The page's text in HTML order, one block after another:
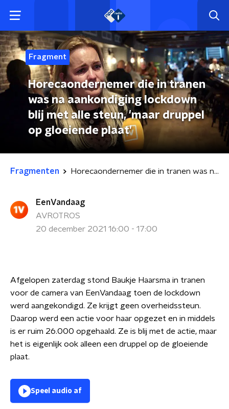
Fragment
Horecaondernemer die in tranen
was na aankondiging lockdown
blij met alle steun, 'maar druppel
op gloeiende plaat'
Fragmenten Horecaondernemer die in tranen was na aankondiging lockdown blij met alle steun, 'maar druppel op gloeiende plaat'
EenVandaag
AVROTROS
20 december 2021 16:00 - 17:00
Afgelopen zaterdag stond Baukje Haarsma in tranen
voor de camera van EenVandaag toen de lockdown
werd aangekondigd. Ze krijgt geen overheidssteun.
Daarop werd een actie voor haar opgezet en in middels
is er ruim 26.000 opgehaald. Ze is blij met de actie, maar
het is eigenlijk ook alleen een druppel op de gloeiende
plaat.
Speel audio af